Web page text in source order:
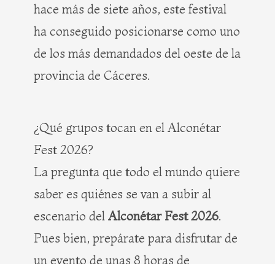
hace más de siete años, este festival
ha conseguido posicionarse como uno
de los más demandados del oeste de la
provincia de Cáceres.
¿Qué grupos tocan en el Alconétar
Fest 2026?
La pregunta que todo el mundo quiere
saber es quiénes se van a subir al
escenario del Alconétar Fest 2026.
Pues bien, prepárate para disfrutar de
un evento de unas 8 horas de